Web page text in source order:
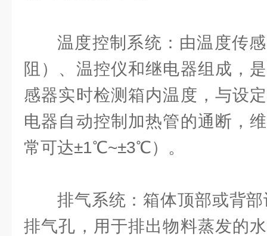
温度控制系统：由温度传
阻）、温控仪和继电器组成，
感器实时检测箱内温度，与设
电器自动控制加热管的通断，
常可达±1℃~±3℃）。
排气系统：箱体顶部或背
排气孔，用于排出物料蒸发的